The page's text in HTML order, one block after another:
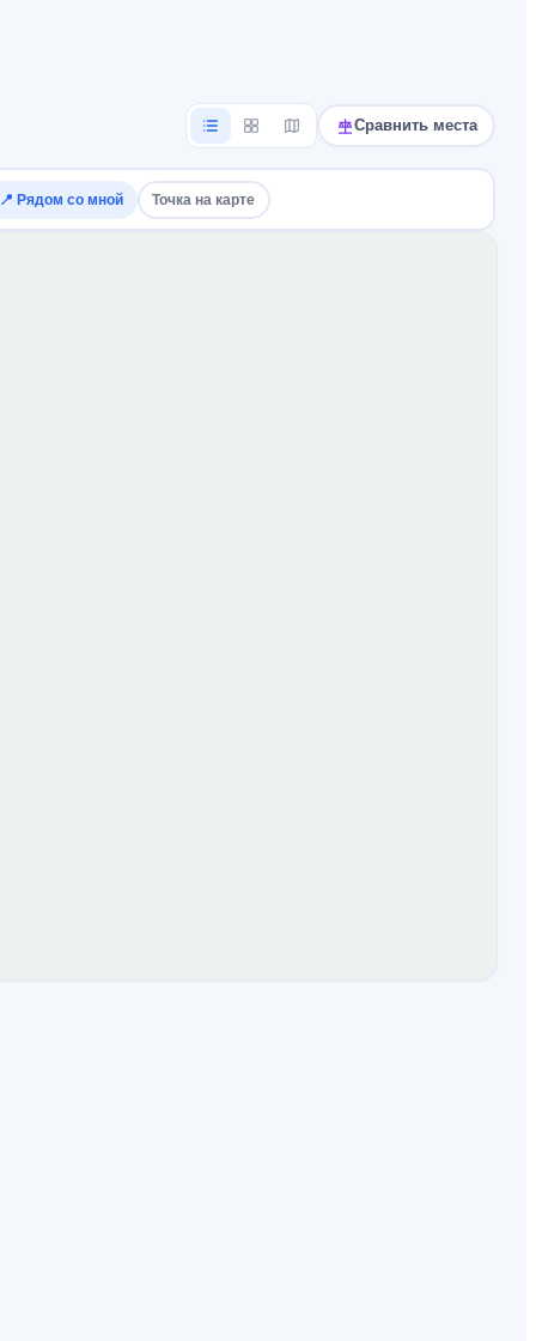
Сравнить места
📍 Рядом со мной Точка на карте